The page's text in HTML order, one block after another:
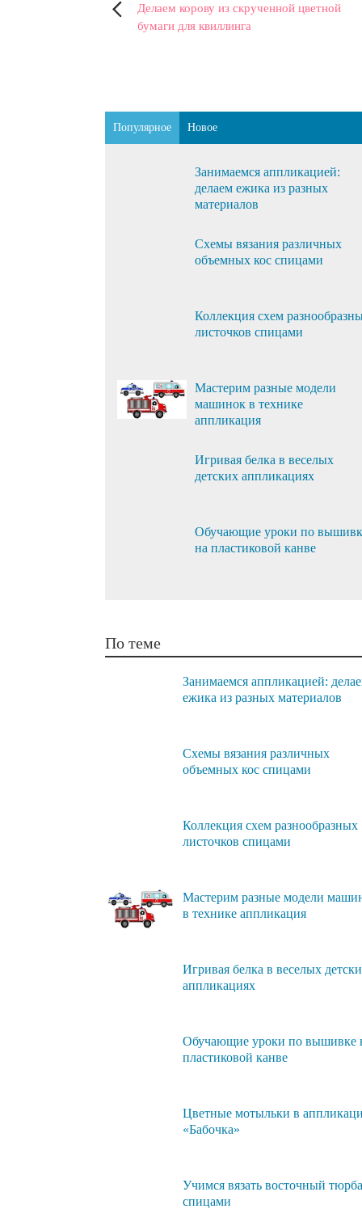
Делаем корову из скрученной цветной
бумаги для квиллинга
Популярное Новое
Занимаемся аппликацией:
делаем ежика из разных
материалов
Схемы вязания различных
объемных кос спицами
Коллекция схем
листочков спицами
Мастерим разные модели
машинок в технике
аппликация
Игривая белка в веселых
детских аппликациях
Обучающие уроки по
на пластиковой канве
По теме
Занимаемся аппликацией:
ежика из разных материалов
Схемы вязания различных
объемных кос спицами
Коллекция схем разнообразных
листочков спицами
Мастерим разные модели
в технике аппликация
Игривая белка в веселых
аппликациях
Обучающие уроки по вышивке
пластиковой канве
Цветные мотыльки в
«Бабочка»
Учимся вязать восточный
спицами